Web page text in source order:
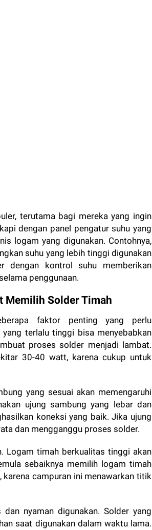
terutama bagi mereka yang ingin
dengan panel pengatur suhu yang
logam yang digunakan. Contohnya,
suhu yang lebih tinggi digunakan
dengan kontrol suhu memberikan
penggunaan.
Memilih Solder Timah
faktor penting yang perlu
terlalu tinggi bisa menyebabkan
proses solder menjadi lambat.
30-40 watt, karena cukup untuk
yang sesuai akan memengaruhi
ujung sambung yang lebar dan
koneksi yang baik. Jika ujung
dan mengganggu proses solder.
Logam timah berkualitas tinggi akan
sebaiknya memilih logam timah
campuran ini menawarkan titik
nyaman digunakan. Solder yang
saat digunakan dalam waktu lama.